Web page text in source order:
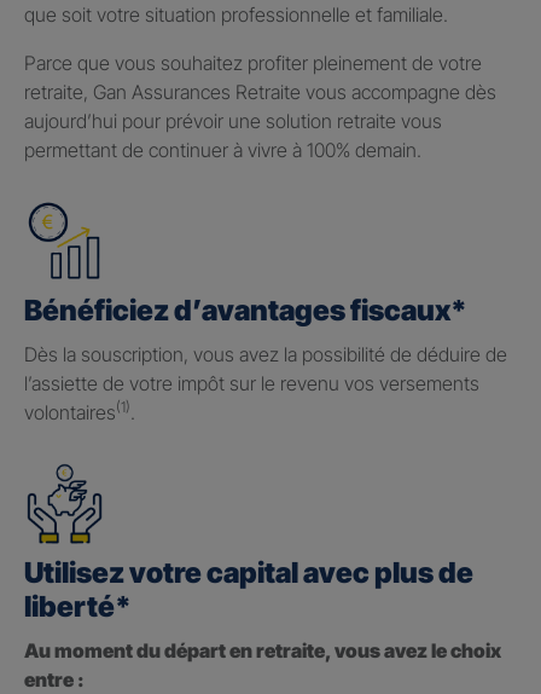
que soit votre situation professionnelle et familiale.
Parce que vous souhaitez profiter pleinement de votre
retraite, Gan Assurances Retraite vous accompagne dès
aujourd’hui pour prévoir une solution retraite vous
permettant de continuer à vivre à 100% demain.
Bénéficiez d’avantages fiscaux*
Dès la souscription, vous avez la possibilité de déduire de
l’assiette de votre impôt sur le revenu vos versements
volontaires(1).
Utilisez votre capital avec plus de
liberté*
Au moment du départ en retraite, vous avez le choix
entre :